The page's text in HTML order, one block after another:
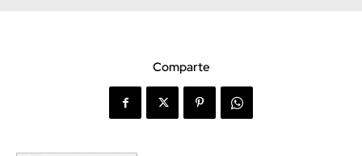
Comparte